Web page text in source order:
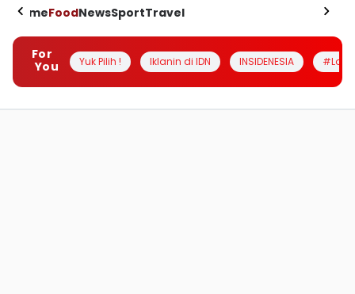
HomeFoodNewsSportTravel
For
You
Yuk Pilih ! Iklanin di IDN INSIDENESIA